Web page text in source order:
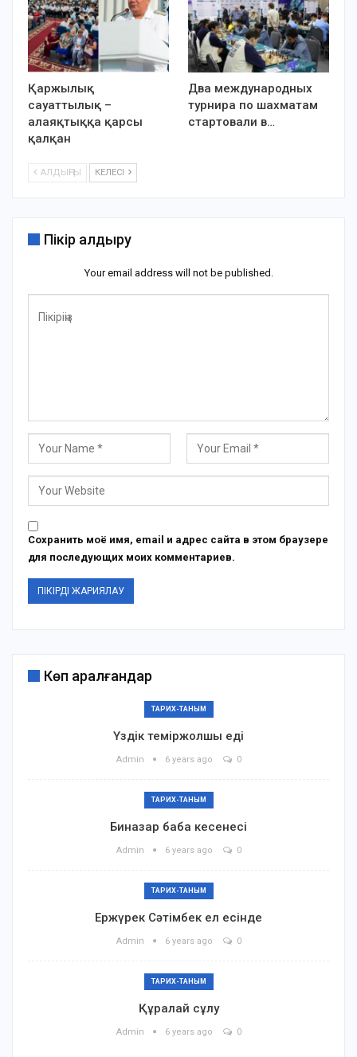
Қаржылық
сауаттылық –
алаяқтыққа қарсы
қалқан
Два международных
турнира по шахматам
стартовали в…
АЛДЫҢҒЫ КЕЛЕСІ
Пікір қалдыру
Your email address will not be published.
Сохранить моё имя, email и адрес сайта в этом браузере
для последующих моих комментариев.
Көп қаралғандар
ТАРИХ-ТАНЫМ
Үздік теміржолшы еді
Admin 6 years ago 0
ТАРИХ-ТАНЫМ
Биназар баба кесенесі
Admin 6 years ago 0
ТАРИХ-ТАНЫМ
Ержүрек Сәтімбек ел есінде
Admin 6 years ago 0
ТАРИХ-ТАНЫМ
Құралай сұлу
Admin 6 years ago 0